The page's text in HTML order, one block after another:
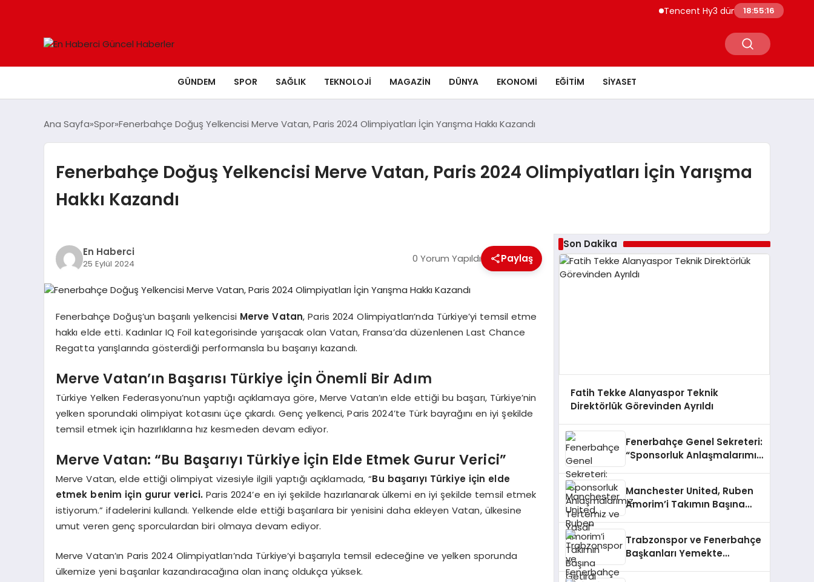
Tencent Hy3 dünya genelinde
18:55:16
GÜNDEM SPOR SAĞLIK TEKNOLOJI MAGAZIN DÜNYA EKONOMI EĞITIM SIYASET
Ana Sayfa Spor Fenerbahçe Doğuş Yelkencisi Merve Vatan, Paris 2024 Olimpiyatları İçin Yarışma Hakkı Kazandı
Fenerbahçe Doğuş Yelkencisi Merve Vatan, Paris 2024 Olimpiyatları İçin Yarışma
Hakkı Kazandı
En Haberci
25 Eylül 2024 0 Yorum Yapıldı Paylaş
Fenerbahçe Doğuş’un başarılı yelkencisi Merve Vatan, Paris 2024 Olimpiyatları’nda Türkiye’yi temsil etme
hakkı elde etti. Kadınlar IQ Foil kategorisinde yarışacak olan Vatan, Fransa’da düzenlenen Last Chance
Regatta yarışlarında gösterdiği performansla bu başarıyı kazandı.
Merve Vatan’ın Başarısı Türkiye İçin Önemli Bir Adım
Türkiye Yelken Federasyonu’nun yaptığı açıklamaya göre, Merve Vatan’ın elde ettiği bu başarı, Türkiye’nin
yelken sporundaki olimpiyat kotasını üçe çıkardı. Genç yelkenci, Paris 2024’te Türk bayrağını en iyi şekilde
temsil etmek için hazırlıklarına hız kesmeden devam ediyor.
Merve Vatan: “Bu Başarıyı Türkiye İçin Elde Etmek Gurur Verici”
Merve Vatan, elde ettiği olimpiyat vizesiyle ilgili yaptığı açıklamada, “Bu başarıyı Türkiye için elde
etmek benim için gurur verici. Paris 2024’e en iyi şekilde hazırlanarak ülkemi en iyi şekilde temsil etmek
istiyorum.” ifadelerini kullandı. Yelkende elde ettiği başarılara bir yenisini daha ekleyen Vatan, ülkesine
umut veren genç sporculardan biri olmaya devam ediyor.
Merve Vatan’ın Paris 2024 Olimpiyatları’nda Türkiye’yi başarıyla temsil edeceğine ve yelken sporunda
ülkemize yeni başarılar kazandıracağına olan inanç oldukça yüksek.
Son Dakika
Fatih Tekke Alanyaspor Teknik
Direktörlük Görevinden Ayrıldı
Fenerbahçe Genel Sekreteri:
“Sponsorluk Anlaşmalarımız
Manchester United, Ruben
Amorim’i Takımın Başına
Trabzonspor ve Fenerbahçe
Başkanları Yemekte